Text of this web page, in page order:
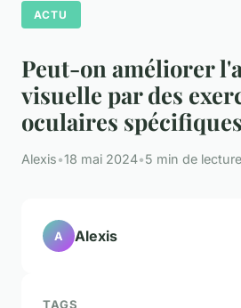
ACTU
Peut-on améliorer
visuelle par des
oculaires
Alexis•18 mai 2024•5 min de lecture
A Alexis
TAGS